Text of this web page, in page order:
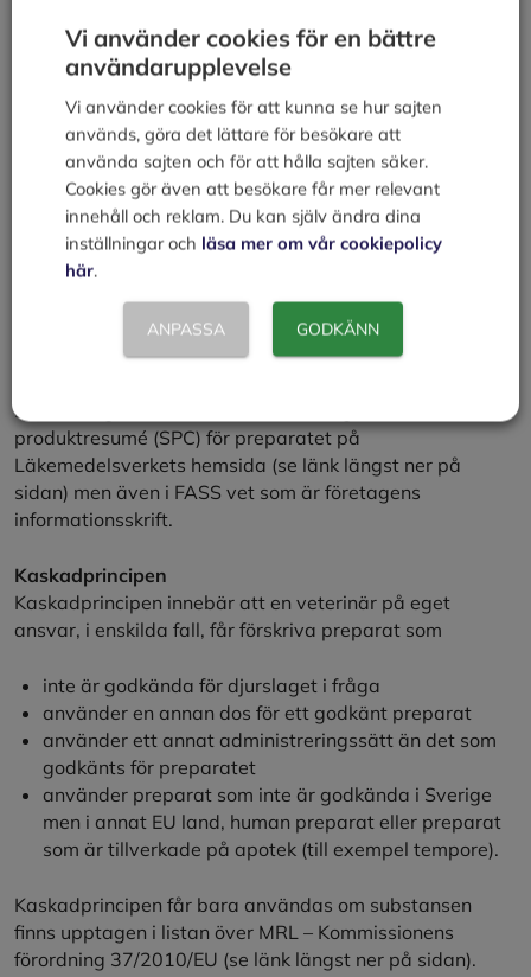
nedbrytningsprodukter att utsöndras från djuret så att
maten blir säker.
Karenstider bedöms för slakt av djur och för mjölk och
ägg för varje preparat och för varje djurslag som
preparatet ska användas till.
För att kunna bedöma hur lång karenstiden ska vara
krävs resthaltsstudier utförda med det aktuella
preparatet. Dessa ska visa hur substansen utsöndras.
Studierna utförs med den högsta rekommenderade
dosen och under den längsta behandlingstiden som
preparatet är avsett att ges.
Behandlingsrekommendationerna anges i en
produktresumé (SPC) för preparatet på
Läkemedelsverkets hemsida (se länk längst ner på
sidan) men även i FASS vet som är företagens
informationsskrift.
Kaskadprincipen
Kaskadprincipen innebär att en veterinär på eget
ansvar, i enskilda fall, får förskriva preparat som
inte är godkända för djurslaget i fråga
använder en annan dos för ett godkänt preparat
använder ett annat administreringssätt än det som
godkänts för preparatet
använder preparat som inte är godkända i Sverige
men i annat EU land, human preparat eller preparat
som är tillverkade på apotek (till exempel tempore).
Kaskadprincipen får bara användas om substansen
finns upptagen i listan över MRL – Kommissionens
förordning 37/2010/EU (se länk längst ner på sidan).
Vi använder cookies för en bättre
användarupplevelse
Vi använder cookies för att kunna se hur sajten
används, göra det lättare för besökare att
använda sajten och för att hålla sajten säker.
Cookies gör även att besökare får mer relevant
innehåll och reklam. Du kan själv ändra dina
inställningar och läsa mer om vår cookiepolicy
här.
ANPASSA GODKÄNN